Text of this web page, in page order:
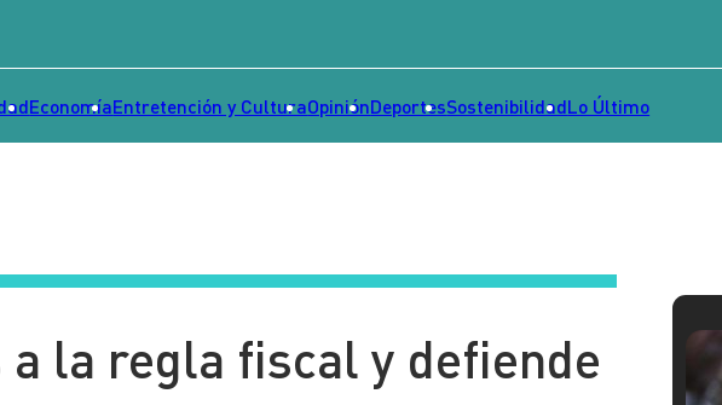
EconomíaEntretención y CulturaOpiniónDeportesSostenibilidadLo Último
la regla fiscal y defiende